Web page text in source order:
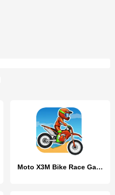
Moto X3M Bike Race Game